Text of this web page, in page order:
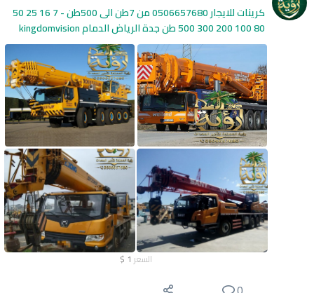
كرينات للايجار 0506657680 من 7طن الى 500طن - 7 16 25 50
80 100 200 300 500 طن جدة الرياض الدمام kingdomvision
السعر 1
$